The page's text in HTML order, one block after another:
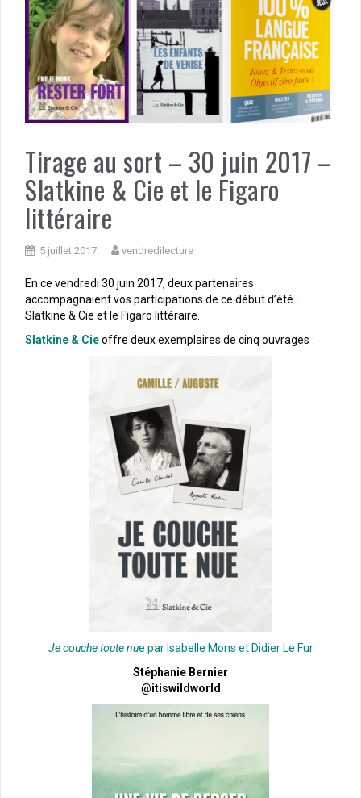
Tirage au sort – 30 juin 2017 –
Slatkine & Cie et le Figaro
littéraire
5 juillet 2017 vendredilecture
En ce vendredi 30 juin 2017, deux partenaires
accompagnaient vos participations de ce début d’été :
Slatkine & Cie et le Figaro littéraire.
Slatkine & Cieoffre deux exemplaires de cinq ouvrages :
Je couche toute nue par Isabelle Mons et Didier Le Fur
Stéphanie Bernier
@itiswildworld